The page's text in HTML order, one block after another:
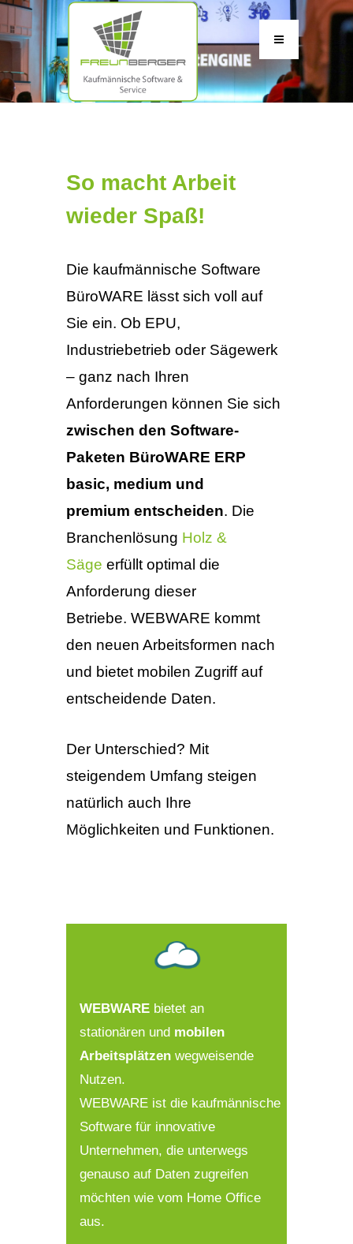
So macht Arbeit
wieder Spaß!
Die kaufmännische Software
BüroWARE lässt sich voll auf
Sie ein. Ob EPU,
Industriebetrieb oder Sägewerk
– ganz nach Ihren
Anforderungen können Sie sich
zwischen den Software-
Paketen BüroWARE ERP
basic, medium und
premium entscheiden. Die
Branchenlösung Holz &
Säge erfüllt optimal die
Anforderung dieser
Betriebe. WEBWARE kommt
den neuen Arbeitsformen nach
und bietet mobilen Zugriff auf
entscheidende Daten.
Der Unterschied? Mit
steigendem Umfang steigen
natürlich auch Ihre
Möglichkeiten und Funktionen.
WEBWARE bietet an
stationären und mobilen
Arbeitsplätzenwegweisende
Nutzen.
WEBWARE istdie kaufmännische
Software für innovative
Unternehmen, die unterwegs
genauso auf Daten zugreifen
möchten wie vom Home Office
aus.